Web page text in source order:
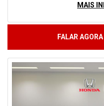
MAIS
FALAR